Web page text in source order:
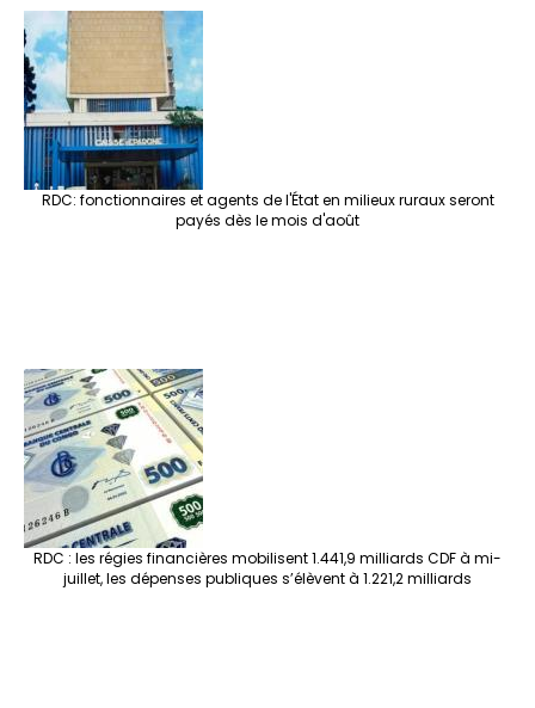
RDC: fonctionnaires et agents de l'État en milieux ruraux seront
payés dès le mois d'août
RDC : les régies financières mobilisent 1.441,9 milliards CDF à mi-
juillet, les dépenses publiques s’élèvent à 1.221,2 milliards